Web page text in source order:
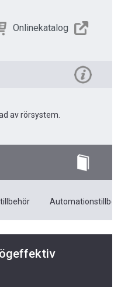
Onlinekatalog
av rörsystem.